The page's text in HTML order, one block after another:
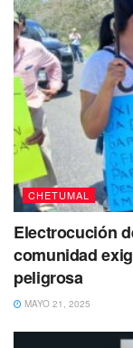
CHETUMAL
Electrocución
comunidad
peligrosa
MAYO 21, 2025